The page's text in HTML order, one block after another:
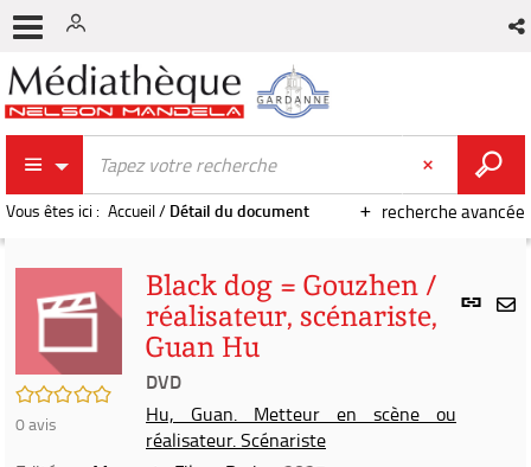
recherche avancée
Vous êtes ici : Accueil/ Détail du document
Lien
/5
0avis
Black dog = Gouzhen /
réalisateur, scénariste,
Guan Hu
DVD
Hu, Guan. Metteur en scène ou
réalisateur. Scénariste